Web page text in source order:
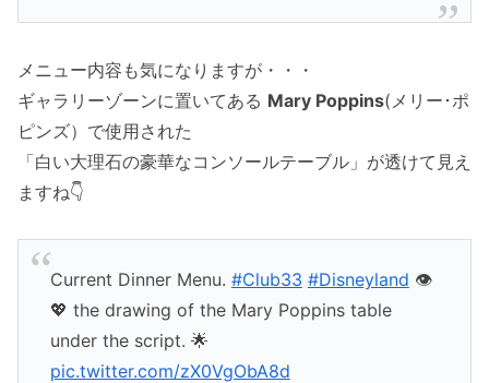
メニュー内容も気になりますが・・・
ギャラリーゾーンに置いてある Mary Poppins(メリー･ポ
ピンズ）で使用された
「白い大理石の豪華なコンソールテーブル」が透けて見え
ますね👇
Current Dinner Menu. #Club33 #Disneyland 👁
💖 the drawing of the Mary Poppins table
under the script. 🌟
pic.twitter.com/zX0VgObA8d